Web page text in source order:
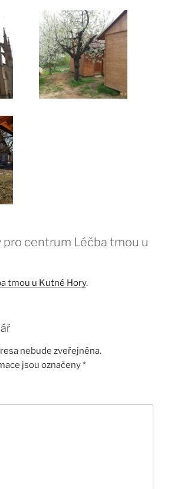
centrum Léčba tmou u
tmou u Kutné Hory.
nebude zveřejněna.
jsou označeny*